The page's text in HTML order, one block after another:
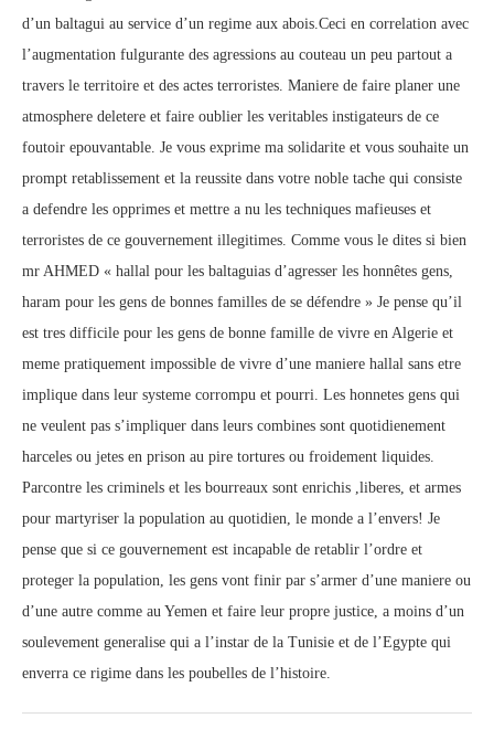
d’un baltagui au service d’un regime aux abois.Ceci en correlation avec
l’augmentation fulgurante des agressions au couteau un peu partout a
travers le territoire et des actes terroristes. Maniere de faire planer une
atmosphere deletere et faire oublier les veritables instigateurs de ce
foutoir epouvantable. Je vous exprime ma solidarite et vous souhaite un
prompt retablissement et la reussite dans votre noble tache qui consiste
a defendre les opprimes et mettre a nu les techniques mafieuses et
terroristes de ce gouvernement illegitimes. Comme vous le dites si bien
mr AHMED « hallal pour les baltaguias d’agresser les honnêtes gens,
haram pour les gens de bonnes familles de se défendre » Je pense qu’il
est tres difficile pour les gens de bonne famille de vivre en Algerie et
meme pratiquement impossible de vivre d’une maniere hallal sans etre
implique dans leur systeme corrompu et pourri. Les honnetes gens qui
ne veulent pas s’impliquer dans leurs combines sont quotidienement
harceles ou jetes en prison au pire tortures ou froidement liquides.
Parcontre les criminels et les bourreaux sont enrichis ,liberes, et armes
pour martyriser la population au quotidien, le monde a l’envers! Je
pense que si ce gouvernement est incapable de retablir l’ordre et
proteger la population, les gens vont finir par s’armer d’une maniere ou
d’une autre comme au Yemen et faire leur propre justice, a moins d’un
soulevement generalise qui a l’instar de la Tunisie et de l’Egypte qui
enverra ce rigime dans les poubelles de l’histoire.